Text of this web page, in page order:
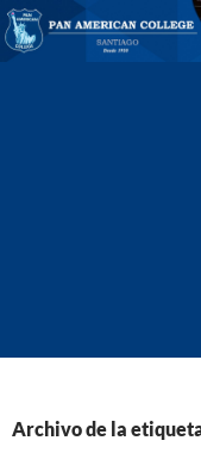
Archivo de la